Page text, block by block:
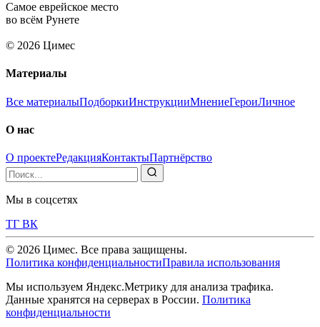
Самое еврейское место
во всём Рунете
© 2026 Цимес
Материалы
Все материалыПодборкиИнструкцииМнениеГероиЛичное
О нас
О проектеРедакцияКонтактыПартнёрство
Мы в соцсетях
ТГ ВК
© 2026 Цимес. Все права защищены.
Политика конфиденциальностиПравила использования
Мы используем Яндекс.Метрику для анализа трафика.
Данные хранятся на серверах в России. Политика
конфиденциальности